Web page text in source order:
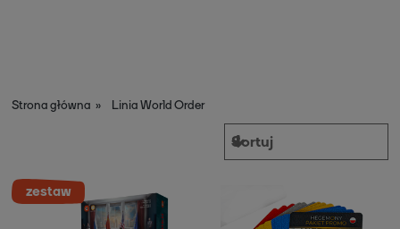
Strona główna » Linia World Order